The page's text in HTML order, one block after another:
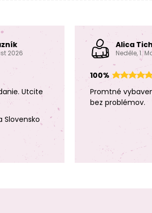
2026
Utcite
Slovensko
Alica
Neděle, 1.
100%
Promtné
bez problémov.